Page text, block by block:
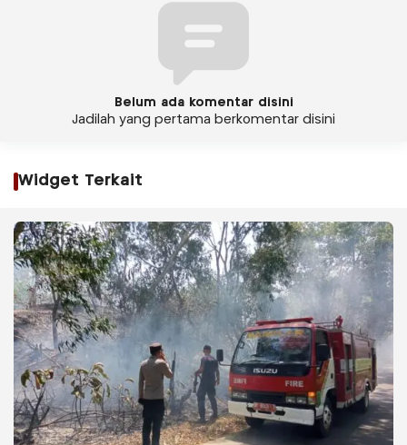
Belum ada komentar disini
Jadilah yang pertama berkomentar disini
Widget Terkait